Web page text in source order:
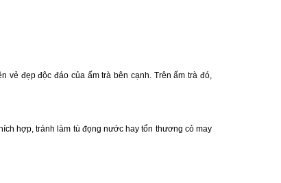
vẻ đẹp độc đáo của ấm trà bên cạnh. Trên ấm trà đó,
hợp, tránh làm tù đọng nước hay tổn thương cỏ may